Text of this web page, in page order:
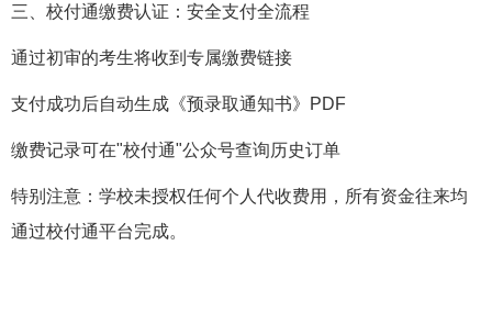
三、校付通缴费认证：安全支付全流程
通过初审的考生将收到专属缴费链接
支付成功后自动生成《预录取通知书》PDF
缴费记录可在"校付通"公众号查询历史订单
特别注意：学校未授权任何个人代收费用，所有资金往来均
通过校付通平台完成。